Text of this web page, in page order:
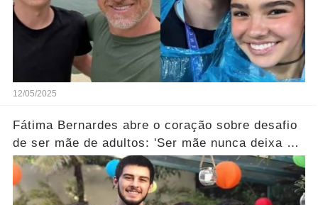
12/05/2025
Fátima Bernardes abre o coração sobre desafio
de ser mãe de adultos: 'Ser mãe nunca deixa de
ser…' Ver Mais